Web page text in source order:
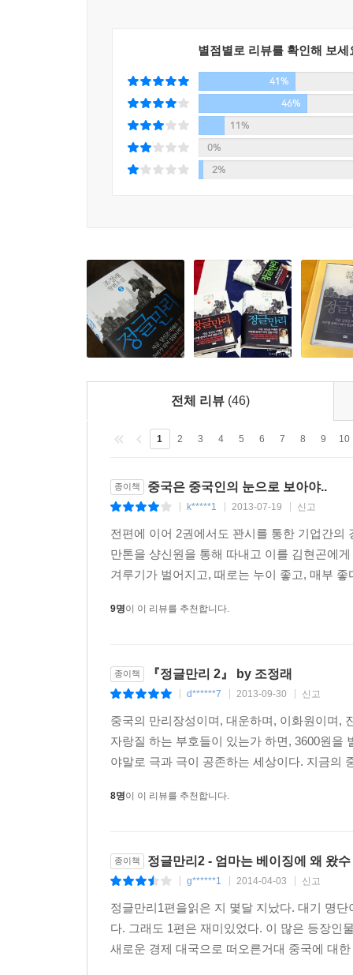
중국 전역을 답사하며 기본 구성을 다지고 본격
과 동시에 포털 사이트 네이버에 약 3개월 동안
호흡했다. 작가 특유의 생생한 묘사, 박진감 넘치
댓글을 기록했다.
작품 속 등장인물처럼 중국에 체류 중인 상사
21세기 한반도와 세계 경제 흐름 속에서 인간의
마련해 줄 것이다.
작가의 말
이제 머지않아 중국이 G1이 되리라는 것을 부
동시에 수천 년 동안 국경을 맞대온 우리 한반도와
별점별로 리뷰를 확인해 보세
41%
46%
11%
0%
2%
전체 리뷰 (46)
1 2 3 4 5 6 7 8 9 10
종이책 중국은 중국인의 눈으로 보아야..
k*****1 2013-07-19 신고
전편에 이어 2권에서도 꽌시를 통한 기업간
만톤을 샹신원을 통해 따내고 이를 김현곤에
겨루기가 벌어지고, 때로는 누이 좋고, 매부
9명이 이 리뷰를 추천합니다.
종이책 『정글만리 2』 by 조정래
d******7 2013-09-30 신고
중국의 만리장성이며, 대운하며, 이화원이며,
자랑질 하는 부호들이 있는가 하면, 3600원을
야말로 극과 극이 공존하는 세상이다. 지금의
8명이 이 리뷰를 추천합니다.
종이책 정글만리2 - 엄마는 베이징에 왜 왔수
g******1 2014-04-03 신고
정글만리1편을읽은 지 몇달 지났다. 대기 명
다. 그래도 1편은 재미있었다. 이 많은 등장인
새로운 경제 대국으로 떠오른거대 중국에 대